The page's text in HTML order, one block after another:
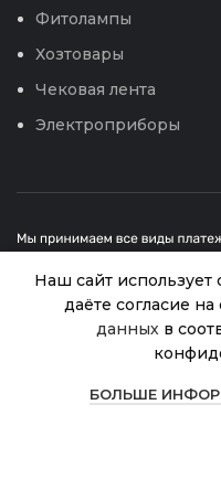
Фитолампы
Хозтовары
Чековая лента
Электроприборы
Интернет
ИНН 420800180243
Все права
Наш сайт использует
даёте согласие на
данных в
БОЛЬШЕ
Цв.Ясколка
хрусталь
Магазин